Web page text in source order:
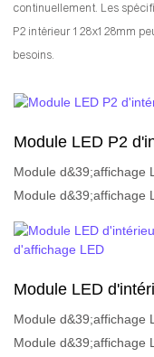
continuellement. Les
P2 intérieur 128x128mm
besoins.
Module LED P2
Module d&39;affichage
Module d&39;affichage
aux produits similaires
exceptionnels
sur le
et les améliore
LED d&39;intérieur P2
Module LED
panneau
Module d&39;affichage
Module d&39;affichage